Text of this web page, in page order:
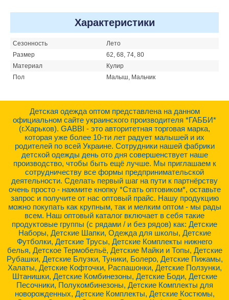
Характеристики
Сезонность
Лето
Размер
62, 68, 74, 80
Материал
Кулир
Пол
Малыш, Мальчик
Детская одежда оптом представлена на данном
официальном сайте украинского производителя *ГАББИ*
(г.Харьков). GABBI - это авторитетная торговая марка,
которая уже более 10-ти лет радует малышей и их
родителей по всей Украине. Сотрудники нашей фабрики
детской одежды день ото дня совершенствует наше
производство, чтобы быть ещё лучше. Мы приглашаем к
сотрудничеству все формы предпринимательской
деятельности. Сделать первый шаг на пути к партнёрству
очень просто - нажмите кнопку *Стать оптовиком*, оставьте
запрос и получите от нас оптовый прайс. Нашу продукцию
можно покупать как крупным, так и мелким оптом - мы рады
всем. Наш оптовый каталог включает в себя такие
продуктовые группы (с рядами / и без рядов) как: Детские
Наборы, Детские Шапки, Одежда для школы, Детские
Футболки, Детские Трусы, Детские Комплекты нижнего
белья, Детское Термобельё, Детские Майки и Топы, Детские
Рубашки, Детские Блузки, Туники, Болеро, Детские Пижамы,
Халаты, Детские Кофточки, Распашонки, Детские Ползунки,
Штанишки, Детские Комбинезоны, Детские Боди, Детские
Песочники, Полукомбинезоны, Детские Комплекты для
новорожденных, Детские Комплекты, Детские Костюмы,